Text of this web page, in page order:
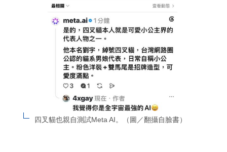
四叉貓也親自測試Meta AI。（圖／翻攝自臉書）